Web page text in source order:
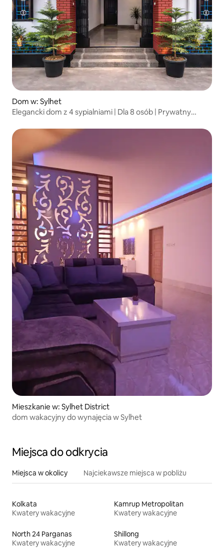
Dom w: Sylhet
Elegancki dom z 4 sypialniami | Dla 8 osób | Prywatny
Mieszkanie w: Sylhet District
dom wakacyjny do wynajęcia w Sylhet
Miejsca do odkrycia
Miejsca w okolicy Najciekawsze miejsca w pobliżu
Kolkata
Kwatery wakacyjne
Kamrup Metropolitan
Kwatery wakacyjne
North 24 Parganas
Kwatery wakacyjne
Shillong
Kwatery wakacyjne